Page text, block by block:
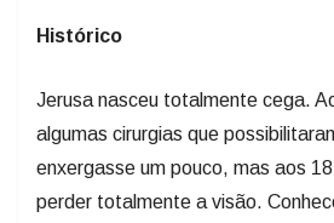
Histórico
Jerusa nasceu totalmente cega.
algumas cirurgias que
enxergasse um pouco, mas aos
perder totalmente a visão.